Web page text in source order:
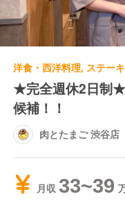
★完全週休2日制★
候補！！
肉とたまご 渋谷店
月収 33~39